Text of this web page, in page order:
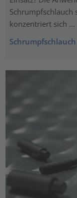
Schrumpfschlauch
konzentriert sich ...
Schrumpfschlauch